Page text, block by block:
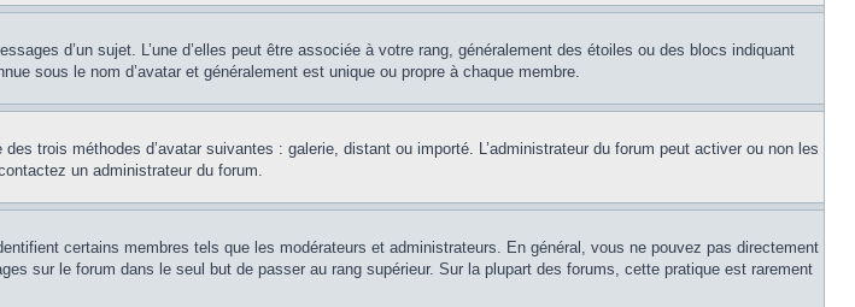
d’un sujet. L’une d’elles peut être associée à votre rang, généralement des étoiles ou des blocs indiquant
sous le nom d’avatar et généralement est unique ou propre à chaque membre.
trois méthodes d’avatar suivantes : galerie, distant ou importé. L’administrateur du forum peut activer ou non les
un administrateur du forum.
certains membres tels que les modérateurs et administrateurs. En général, vous ne pouvez pas directement
sur le forum dans le seul but de passer au rang supérieur. Sur la plupart des forums, cette pratique est rarement